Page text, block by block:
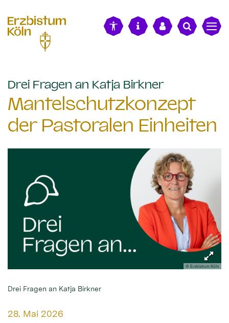
Drei Fragen an Katja Birkner:
Mantelschutzkonzept
der Pastoralen Einheiten
© Erzbistum Köln
Drei Fragen an Katja Birkner
Datum:
28. Mai 2026